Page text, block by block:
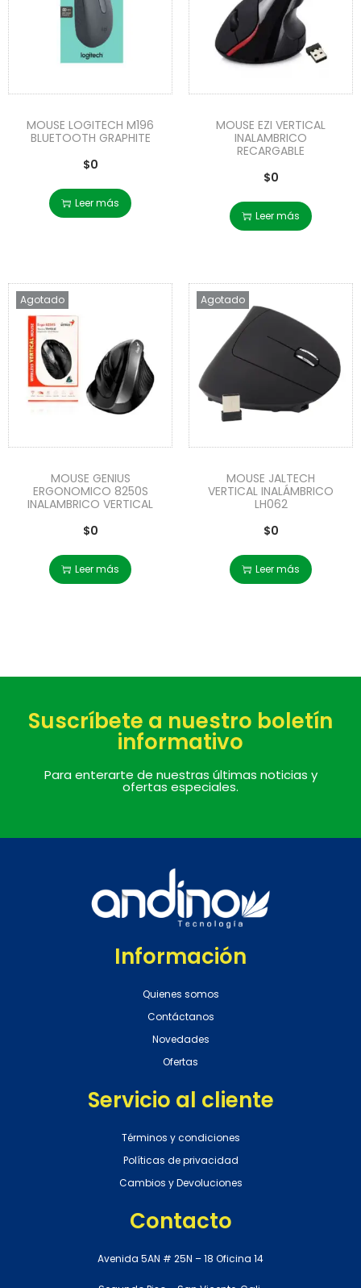
MOUSE LOGITECH M196
BLUETOOTH GRAPHITE
$0
Leer más
MOUSE EZI VERTICAL
INALAMBRICO
RECARGABLE
$0
Leer más
Agotado
MOUSE GENIUS
ERGONOMICO 8250S
INALAMBRICO VERTICAL
$0
Leer más
Agotado
MOUSE JALTECH
VERTICAL INALÁMBRICO
LH062
$0
Leer más
Suscríbete a nuestro boletín
informativo
Para enterarte de nuestras últimas noticias y
ofertas especiales.
Información
Quienes somos
Contáctanos
Novedades
Ofertas
Servicio al cliente
Términos y condiciones
Políticas de privacidad
Cambios y Devoluciones
Contacto
Avenida 5AN # 25N – 18 Oficina 14